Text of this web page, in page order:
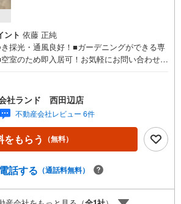
ント 依藤 正純
採光・通風良好！■ガーデニングができる専
室のため即入居可！お気軽にお問い合わせく
田辺店は・・・ お客様のニーズに寄り添
住まいのご購入に最後まで伴走いたします！●
ご相談も承っております。●購入・売却・ロー
・・なんでもお気軽にご相談くださいませ！
御堂筋線「西田辺」駅より徒歩1分！〇営業時
（火曜日・水曜日定休日※祝日は営業）事
待ちしております！
社ランド 西田辺店
不動産会社レビュー 6件
をもらう （無料）
電話する （通話料無料）